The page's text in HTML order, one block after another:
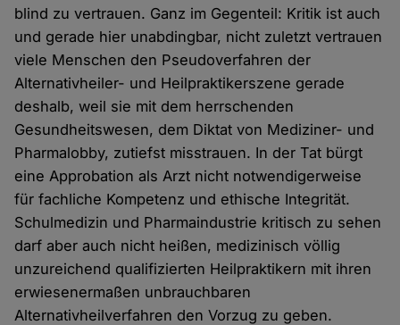
blind zu vertrauen. Ganz im Gegenteil: Kritik ist auch
und gerade hier unabdingbar, nicht zuletzt vertrauen
viele Menschen den Pseudoverfahren der
Alternativheiler- und Heilpraktikerszene gerade
deshalb, weil sie mit dem herrschenden
Gesundheitswesen, dem Diktat von Mediziner- und
Pharmalobby, zutiefst misstrauen. In der Tat bürgt
eine Approbation als Arzt nicht notwendigerweise
für fachliche Kompetenz und ethische Integrität.
Schulmedizin und Pharmaindustrie kritisch zu sehen
darf aber auch nicht heißen, medizinisch völlig
unzureichend qualifizierten Heilpraktikern mit ihren
erwiesenermaßen unbrauchbaren
Alternativheilverfahren den Vorzug zu geben.